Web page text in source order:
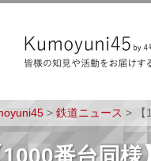
> 鉄道ニュース >
1000番台同